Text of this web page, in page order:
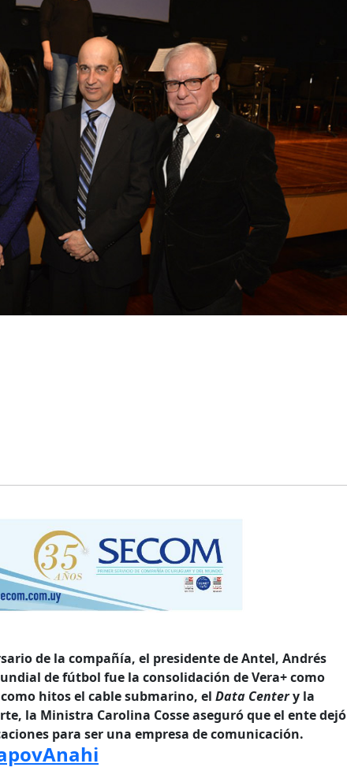
de la compañía, el presidente de Antel, Andrés
de fútbol fue la consolidación de Vera+ como
hitos el cable submarino, el Data Centery la
la Ministra Carolina Cosse aseguró que el ente dejó
para ser una empresa de comunicación.